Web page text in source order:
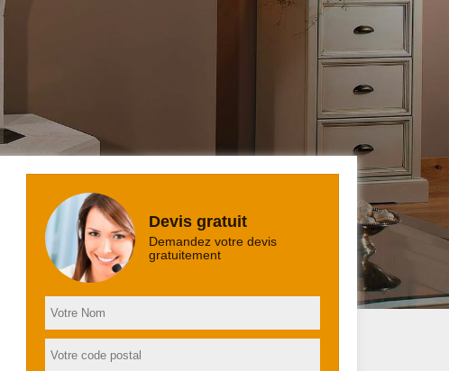
Devis gratuit
Demandez votre devis
gratuitement